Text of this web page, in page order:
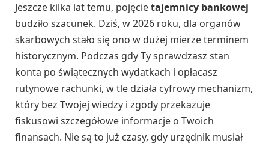
Jeszcze kilka lat temu, pojęcietajemnicy bankowej
budziło szacunek. Dziś, w 2026 roku, dla organów
skarbowych stało się ono w dużej mierze terminem
historycznym. Podczas gdy Ty sprawdzasz stan
konta po świątecznych wydatkach i opłacasz
rutynowe rachunki, w tle działa cyfrowy mechanizm,
który bez Twojej wiedzy i zgody przekazuje
fiskusowi szczegółowe informacje o Twoich
finansach. Nie są to już czasy, gdy urzędnik musiał